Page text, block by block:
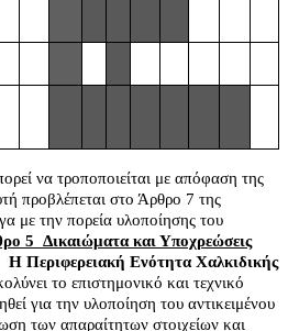
να τροποποιείται με απόφαση της
προβλέπεται στο Άρθρο 7 της
με την πορεία υλοποίησης του
5 Δικαιώματα και Υποχρεώσεις
Η Περιφερειακή Ενότητα Χαλκιδικής
το επιστημονικό και τεχνικό
για την υλοποίηση του αντικειμένου
των απαραίτητων στοιχείων και